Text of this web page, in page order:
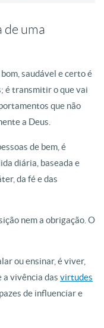
de uma
saudável e certo é
é transmitir o que vai
que não
a Deus.
de bem, é
diária, baseada e
da fé e das
nem a obrigação. O
ou ensinar, é viver,
a vivência das virtudes
de influenciar e